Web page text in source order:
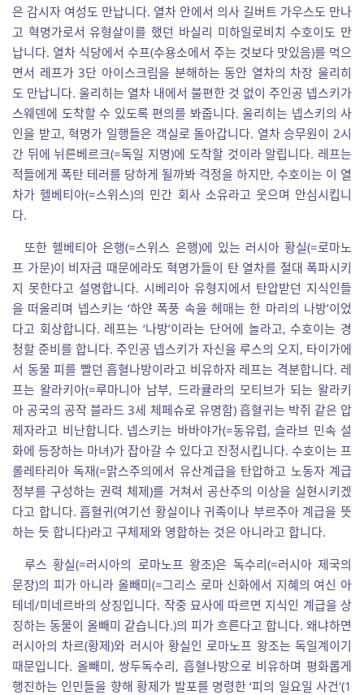
은 감시자 여성도 만납니다. 열차 안에서 의사 길버트 가우스도 만나
고 혁명가로서 유형살이를 했던 바실리 미하일로비치 수호이도 만
납니다. 열차 식당에서 수프(수용소에서 주는 것보다 맛있음)를 먹으
면서 레프가 3단 아이스크림을 분해하는 동안 열차의 차장 울리히
도 만납니다. 울리히는 열차 내에서 불편한 것 없이 주인공 넵스키가
스웨덴에 도착할 수 있도록 편의를 봐줍니다. 울리히는 넵스키의 사
인을 받고, 혁명가 일행들은 객실로 돌아갑니다. 열차 승무원이 2시
간 뒤에 뉘른베르크(=독일 지명)에 도착할 것이라 알립니다. 레프는
적들에게 폭탄 테러를 당하게 될까봐 걱정을 하지만, 수호이는 이 열
차가 헬베티아(=스위스)의 민간 회사 소유라고 웃으며 안심시킵니
다.
또한 헬베티아 은행(=스위스 은행)에 있는 러시아 황실(=로마노
프 가문)이 비자금 때문에라도 혁명가들이 탄 열차를 절대 폭파시키
지 못한다고 설명합니다. 시베리아 유형지에서 탄압받던 지식인들
을 떠올리며 넵스키는 ‘하얀 폭풍 속을 헤매는 한 마리의 나방’이었
다고 회상합니다. 레프는 ‘나방’이라는 단어에 놀라고, 수호이는 경
청할 준비를 합니다. 주인공 넵스키가 자신을 루스의 오지, 타이가에
서 동물 피를 빨던 흡혈나방이라고 비유하자 레프는 격분합니다. 레
프는 왈라키아(=루마니아 남부, 드라큘라의 모티브가 되는 왈라키
아 공국의 공작 블라드 3세 체페슈로 유명함) 흡혈귀는 박쥐 같은 압
제자라고 비난합니다. 넵스키는 바바야가(=동유럽, 슬라브 민속 설
화에 등장하는 마녀)가 잡아갈 수 있다고 진정시킵니다. 수호이는 프
롤레타리아 독재(=맑스주의에서 유산계급을 탄압하고 노동자 계급
정부를 구성하는 권력 체제)를 거쳐서 공산주의 이상을 실현시키겠
다고 합니다. 흡혈귀(여기선 황실이나 귀족이나 부르주아 계급을 뜻
하는 듯 합니다)라고 구체제와 영합하는 것은 아니라고 합니다.
루스 황실(=러시아의 로마노프 왕조)은 독수리(=러시아 제국의
문장)의 피가 아니라 올빼미(=그리스 로마 신화에서 지혜의 여신 아
테네/미네르바의 상징입니다. 작중 묘사에 따르면 지식인 계급을 상
징하는 동물이 올빼미 같습니다.)의 피가 흐른다고 합니다. 왜냐하면
러시아의 차르(황제)와 러시아 황실인 로마노프 왕조는 독일계이기
때문입니다. 올빼미, 쌍두독수리, 흡혈나방으로 비유하며 평화롭게
행진하는 인민들을 향해 황제가 발포를 명령한 ‘피의 일요일 사건'(1